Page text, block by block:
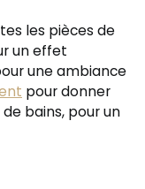
les pièces de
un effet
une ambiance
pour donner
bains, pour un